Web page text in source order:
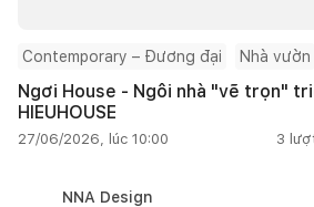
Contemporary – Đương đại Nhà vườn
Ngơi House - Ngôi nhà "vẽ trọn"
HIEUHOUSE
27/06/2026, lúc 10:00 3
NNA Design